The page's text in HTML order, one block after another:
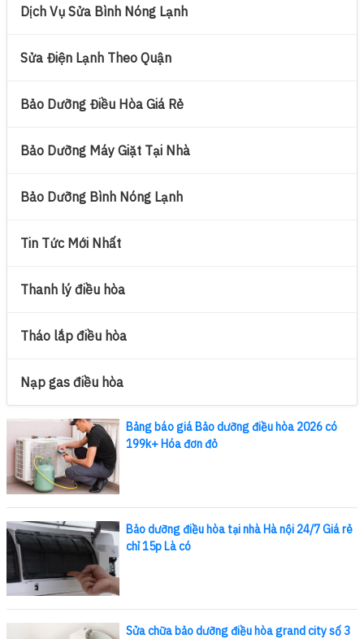
Dịch Vụ Sửa Bình Nóng Lạnh
Sửa Điện Lạnh Theo Quận
Bảo Dưỡng Điều Hòa Giá Rẻ
Bảo Dưỡng Máy Giặt Tại Nhà
Bảo Dưỡng Bình Nóng Lạnh
Tin Tức Mới Nhất
Thanh lý điều hòa
Tháo lắp điều hòa
Nạp gas điều hòa
Bảng báo giá Bảo dưỡng điều hòa 2026 có
199k+ Hóa đơn đỏ
Bảo dưỡng điều hòa tại nhà Hà nội 24/7 Giá rẻ
chỉ 15p Là có
Sửa chữa bảo dưỡng điều hòa grand city số 3